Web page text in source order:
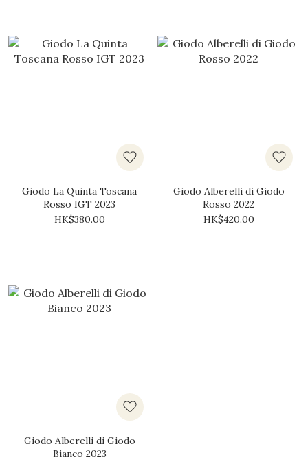
Giodo La Quinta Toscana
Rosso IGT 2023
HK$380.00
Giodo Alberelli di Giodo
Rosso 2022
HK$420.00
Giodo Alberelli di Giodo
Bianco 2023